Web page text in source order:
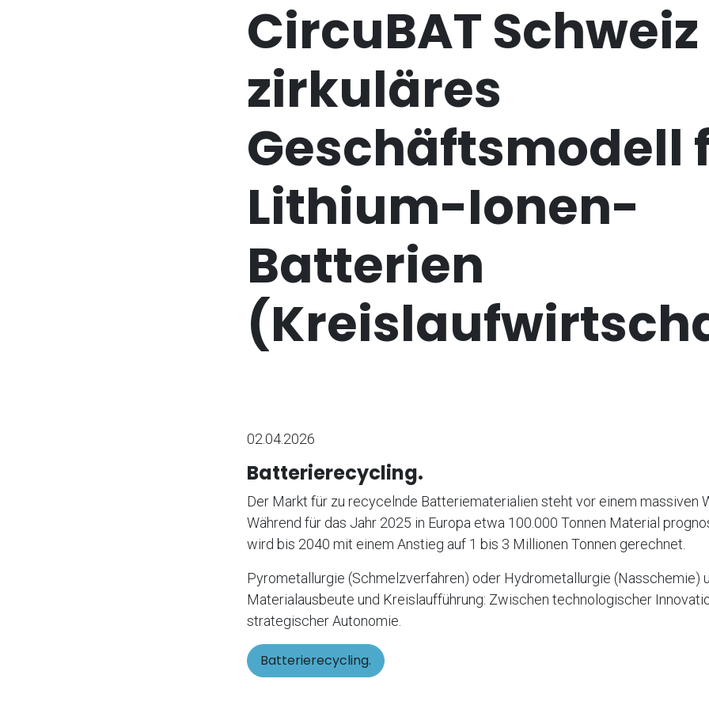
CircuBAT
zirkuläres
Geschäftsmodell
Lithium-Ionen-
Batterien
02.04.2026
Batterierecycling.
Der Markt für zu recycelnde Batteriematerialien steht vor einem massiven
Während für das Jahr 2025 in Europa etwa 100.000 Tonnen Material
wird bis 2040 mit einem Anstieg auf 1 bis 3 Millionen Tonnen gerechnet.
Pyrometallurgie (Schmelzverfahren) oder Hydrometallurgie (Nasschemie)
Materialausbeute und Kreislaufführung: Zwischen technologischer
strategischer Autonomie.
Batterierecycling.